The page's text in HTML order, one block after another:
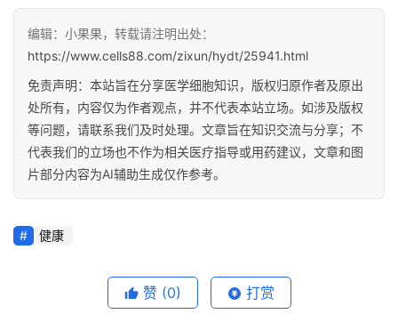
编辑：小果果，转载请注明出处：
https://www.cells88.com/zixun/hydt/25941.html
免责声明：本站旨在分享医学细胞知识，版权归原作者及原出
处所有，内容仅为作者观点，并不代表本站立场。如涉及版权
等问题，请联系我们及时处理。文章旨在知识交流与分享；不
代表我们的立场也不作为相关医疗指导或用药建议，文章和图
片部分内容为AI辅助生成仅作参考。
健康
赞 (0) 打赏